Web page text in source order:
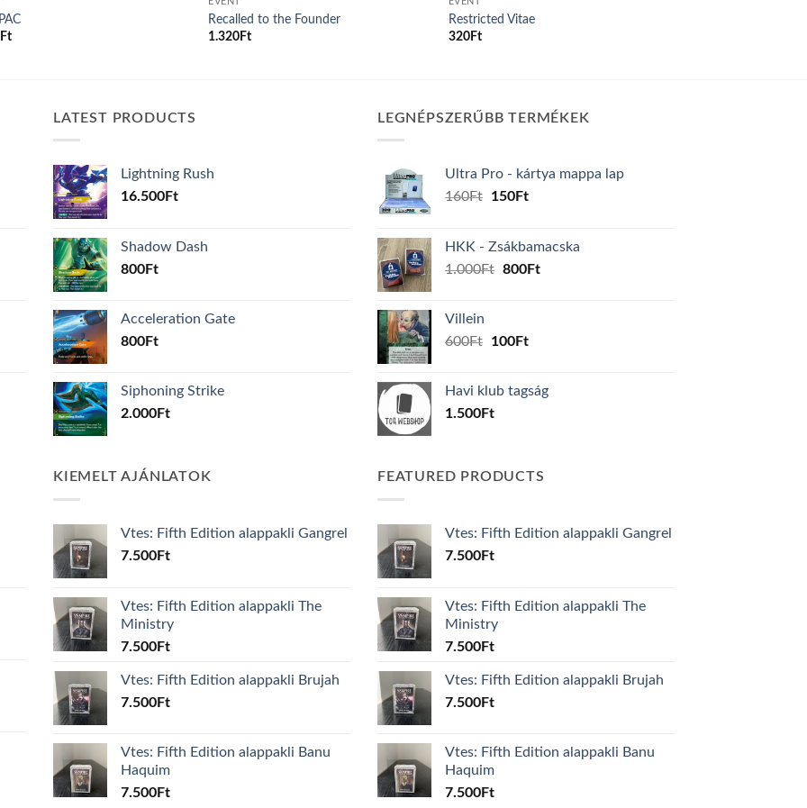
Ft
Recalled to the Founder
1.320 Ft
Restricted Vitae
320Ft
LATEST PRODUCTS
Lightning Rush
16.500Ft
Shadow Dash
800Ft
Acceleration Gate
800Ft
Siphoning Strike
2.000Ft
LEGNÉPSZERŰBB TERMÉKEK
Ultra Pro - kártya mappa lap
160Ft
Original
160Ft.
150FtCurrent
150Ft.
HKK - Zsákbamacska
1.000Ft Original
800FtCurrent
Villein
600Ft
Original
600Ft.
100FtCurrent
100Ft.
Havi klub tagság
1.500Ft
KIEMELT AJÁNLATOK
Vtes: Fifth Edition alappakli Gangrel
7.500Ft
Vtes: Fifth Edition alappakli The
Ministry
7.500Ft
Vtes: Fifth Edition alappakli Brujah
7.500Ft
Vtes: Fifth Edition alappakli Banu
Haquim
7.500Ft
FEATURED PRODUCTS
Vtes: Fifth Edition alappakli Gangrel
7.500Ft
Vtes: Fifth Edition alappakli The
Ministry
7.500Ft
Vtes: Fifth Edition alappakli Brujah
7.500Ft
Vtes: Fifth Edition alappakli Banu
Haquim
7.500Ft